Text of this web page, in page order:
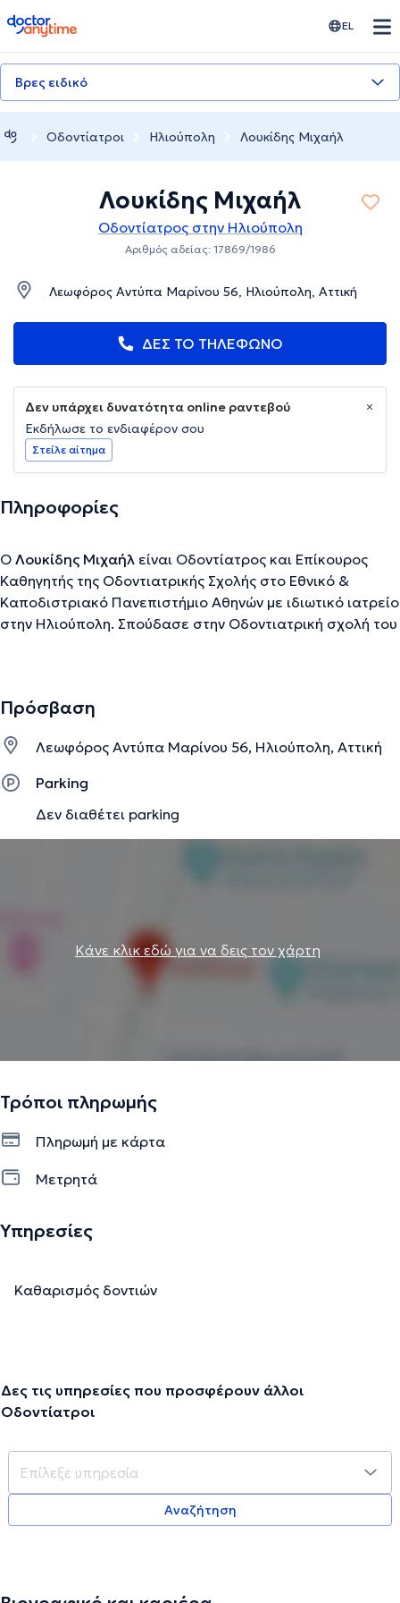
doctoranytime EL
Βρες ειδικό
Οδοντίατροι Ηλιούπολη Λουκίδης Μιχαήλ
Λουκίδης Μιχαήλ
Οδοντίατρος στην Ηλιούπολη
Αριθμός αδείας: 17869/1986
Λεωφόρος Αντύπα Μαρίνου 56, Ηλιούπολη, Αττική
ΔΕΣ ΤΟ ΤΗΛΕΦΩΝΟ
Δεν υπάρχει δυνατότητα online ραντεβού
Εκδήλωσε το ενδιαφέρον σου
Στείλε αίτημα
Πληροφορίες
Ο Λουκίδης Μιχαήλ είναι Οδοντίατρος και Επίκουρος
Καθηγητής της Οδοντιατρικής Σχολής στο Εθνικό &
Καποδιστριακό Πανεπιστήμιο Αθηνών με ιδιωτικό ιατρείο
στην Ηλιούπολη. Σπούδασε στην Οδοντιατρική σχολή του
επαληθευμένες πληροφορίες.
Πρόσβαση
Λεωφόρος Αντύπα Μαρίνου 56, Ηλιούπολη, Αττική
Parking
Δεν διαθέτει parking
Κάνε κλικ εδώ για να δεις τον χάρτη
Τρόποι πληρωμής
Πληρωμή με κάρτα
Μετρητά
Υπηρεσίες
Καθαρισμός δοντιών
Δες τις υπηρεσίες που προσφέρουν άλλοι
Οδοντίατροι
Αναζήτηση